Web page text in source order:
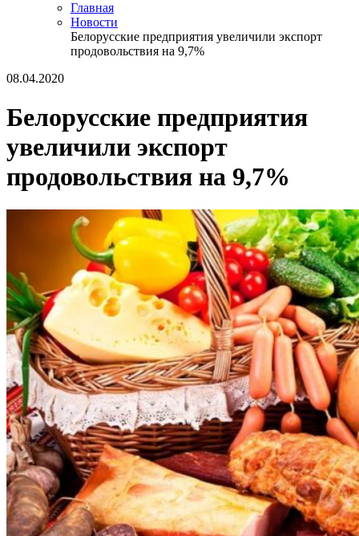
Главная
Новости
Белорусские предприятия увеличили экспорт
продовольствия на 9,7%
08.04.2020
Белорусские предприятия
увеличили экспорт
продовольствия на 9,7%